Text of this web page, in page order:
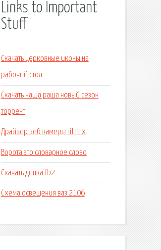
Links to Important
Stuff
Скачать церковные иконы на
рабочий стол
Скачать наша раша новый сезон
торрент
Драйвер веб камеры ritmix
Ворота это словарное слово
Скачать динка fb2
Схема освещения ваз 2106